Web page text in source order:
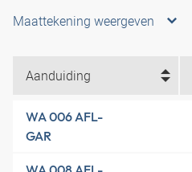
Maattekening weergeven
Aanduiding
WA 006 AFL-
GAR